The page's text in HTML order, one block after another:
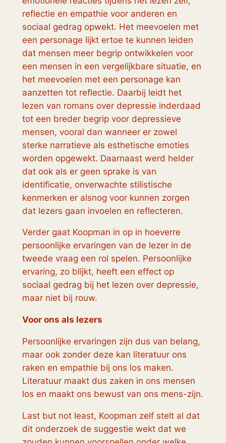
reflectie en empathie voor anderen en
sociaal gedrag opwekt. Het meevoelen met
een personage lijkt ertoe te kunnen leiden
dat mensen meer begrip ontwikkelen voor
een mensen in een vergelijkbare situatie, en
het meevoelen met een personage kan
aanzetten tot reflectie. Daarbij leidt het
lezen van romans over depressie inderdaad
tot een breder begrip voor depressieve
mensen, vooral dan wanneer er zowel
sterke narratieve als esthetische emoties
worden opgewekt. Daarnaast werd helder
dat ook als er geen sprake is van
identificatie, onverwachte stilistische
kenmerken er alsnog voor kunnen zorgen
dat lezers gaan invoelen en reflecteren.
Verder gaat Koopman in op in hoeverre
persoonlijke ervaringen van de lezer in de
tweede vraag een rol spelen. Persoonlijke
ervaring, zo blijkt, heeft een effect op
sociaal gedrag bij het lezen over depressie,
maar niet bij rouw.
Voor ons als lezers
Persoonlijke ervaringen zijn dus van belang,
maar ook zonder deze kan literatuur ons
raken en empathie bij ons los maken.
Literatuur maakt dus zaken in ons mensen
los en maakt ons bewust van ons mens-zijn.
Last but not least, Koopman zelf stelt al dat
dit onderzoek de suggestie wekt dat we